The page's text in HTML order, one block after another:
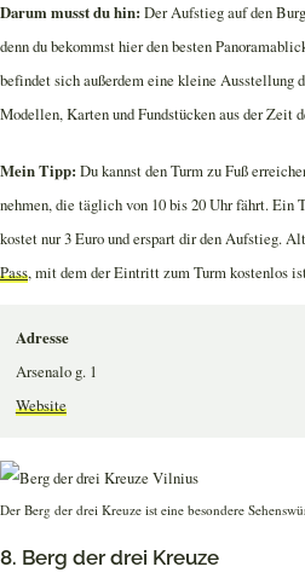
Darum musst du hin: Der Aufstieg auf den
denn du bekommst hier den besten
befindet sich außerdem eine kleine Ausstellung
Modellen, Karten und Fundstücken aus der Zeit
Mein Tipp: Du kannst den Turm zu Fuß
nehmen, die täglich von 10 bis 20 Uhr fährt.
kostet nur 3 Euro und erspart dir den Aufstieg.
Pass, mit dem der Eintritt zum Turm kostenlos
Adresse
Arsenalo g. 1
Website
Der Berg der drei Kreuze ist eine besondere
8. Berg der drei Kreuze